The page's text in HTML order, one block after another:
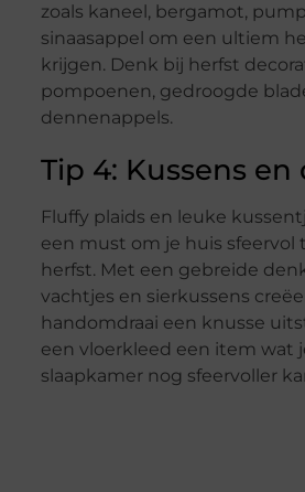
zoals kaneel, bergamot,
sinaasappel om een ultiem
krijgen. Denk bij herfst
pompoenen, gedroogde
dennenappels.
Tip 4: Kussens en
Fluffy plaids en leuke
een must om je huis sfeervol
herfst. Met een gebreide
vachtjes en sierkussens
handomdraai een knusse
een vloerkleed een item wat
slaapkamer nog sfeervoller